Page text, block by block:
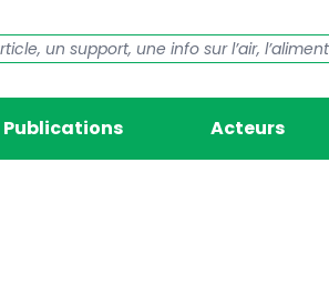
Publications Acteurs